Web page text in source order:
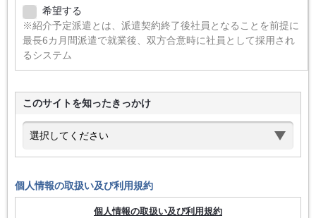
希望する
※紹介予定派遣とは、派遣契約終了後社員となることを前提に
最長6カ月間派遣で就業後、双方合意時に社員として採用され
るシステム
このサイトを知ったきっかけ
個人情報の取扱い及び利用規約
個人情報の取扱い及び利用規約